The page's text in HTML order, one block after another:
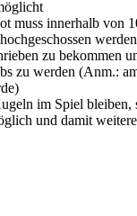
muss innerhalb von
zu bekommen
zu werden (Anm.:
im Spiel
und damit